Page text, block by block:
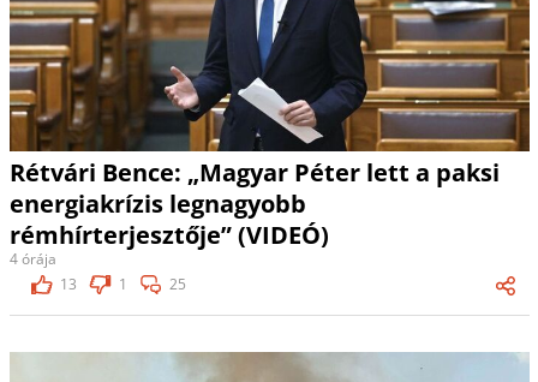
Rétvári Bence: „Magyar Péter lett a paksi
energiakrízis legnagyobb
rémhírterjesztője” (VIDEÓ)
4 órája
13
1 25